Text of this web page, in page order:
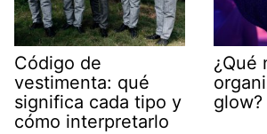
Código de
vestimenta: qué
significa cada tipo y
cómo interpretarlo
¿Qué
glow?